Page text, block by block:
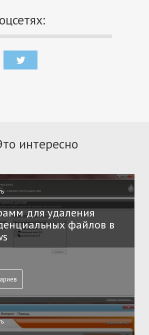
интересно
для удаления
файлов в